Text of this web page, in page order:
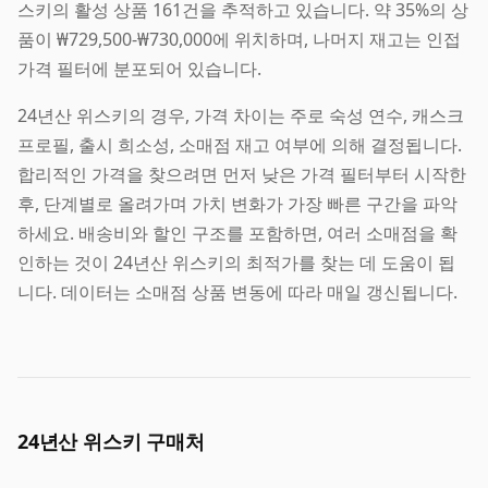
스키의 활성 상품 161건을 추적하고 있습니다. 약 35%의 상
품이 ₩729,500-₩730,000에 위치하며, 나머지 재고는 인접
가격 필터에 분포되어 있습니다.
24년산 위스키의 경우, 가격 차이는 주로 숙성 연수, 캐스크
프로필, 출시 희소성, 소매점 재고 여부에 의해 결정됩니다.
합리적인 가격을 찾으려면 먼저 낮은 가격 필터부터 시작한
후, 단계별로 올려가며 가치 변화가 가장 빠른 구간을 파악
하세요. 배송비와 할인 구조를 포함하면, 여러 소매점을 확
인하는 것이 24년산 위스키의 최적가를 찾는 데 도움이 됩
니다. 데이터는 소매점 상품 변동에 따라 매일 갱신됩니다.
24년산 위스키 구매처